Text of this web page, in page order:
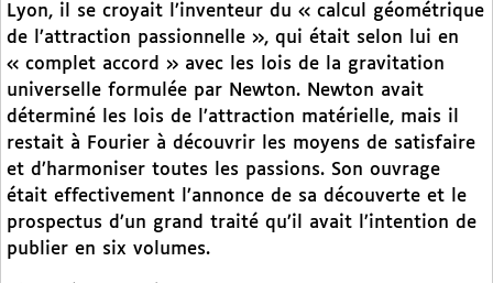
Lyon, il se croyait l’inventeur du « calcul géométrique
de l’attraction passionnelle », qui était selon lui en
« complet accord » avec les lois de la gravitation
universelle formulée par Newton. Newton avait
déterminé les lois de l’attraction matérielle, mais il
restait à Fourier à découvrir les moyens de satisfaire
et d’harmoniser toutes les passions. Son ouvrage
était effectivement l’annonce de sa découverte et le
prospectus d’un grand traité qu’il avait l’intention de
publier en six volumes.